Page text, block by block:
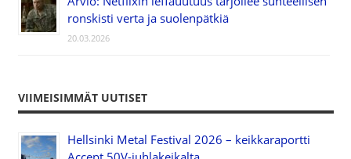
ronskisti verta ja suolenpätkiä
20.03.2026
VIIMEISIMMÄT UUTISET
Hellsinki Metal Festival 2026 – keikkaraportti